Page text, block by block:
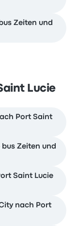
Zeiten und
Lucie
Port Saint
Zeiten und
Saint Lucie
nach Port